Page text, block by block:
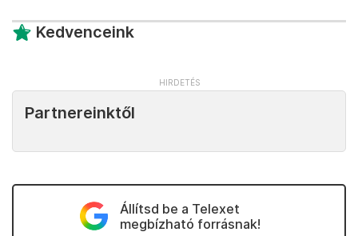
összesített közvélemény-kutatások szerint
nagyjából 10 százalékon állt most. A
Wallentin.